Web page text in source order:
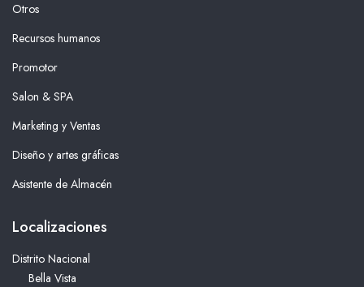
Otros
Recursos humanos
Promotor
Salon & SPA
Marketing y Ventas
Diseño y artes gráficas
Asistente de Almacén
Localizaciones
Distrito Nacional
Bella Vista